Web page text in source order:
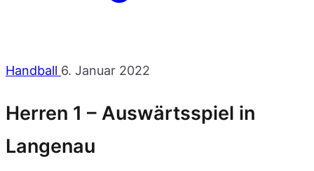
Handball 6. Januar 2022
Herren 1 – Auswärtsspiel in
Langenau